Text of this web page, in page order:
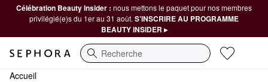
Célébration Beauty Insider : nous mettons le paquet pour nos membres
privilégié(e)s du 1er au 31 août. S’INSCRIRE AU PROGRAMME
BEAUTY INSIDER ▸
Recherche
Accueil